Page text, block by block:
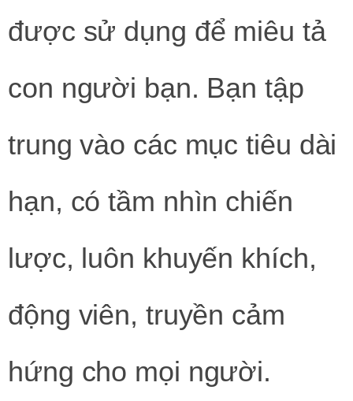
được sử dụng để miêu tả
con người bạn. Bạn tập
trung vào các mục tiêu dài
hạn, có tầm nhìn chiến
lược, luôn khuyến khích,
động viên, truyền cảm
hứng cho mọi người.